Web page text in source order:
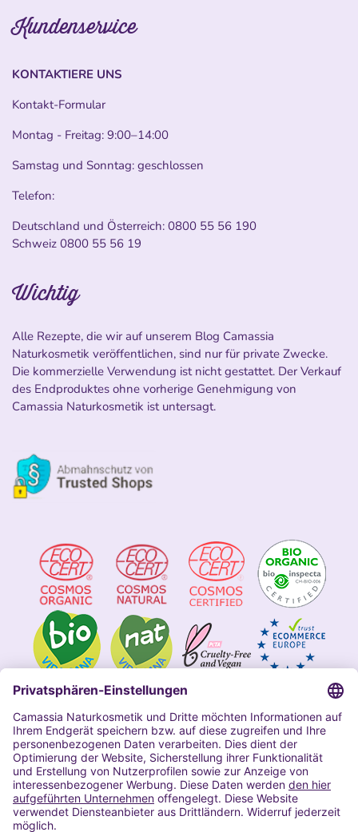
Kundenservice
KONTAKTIERE UNS
Kontakt-Formular
Montag - Freitag: 9:00–14:00
Samstag und Sonntag: geschlossen
Telefon:
Deutschland und Österreich: 0800 55 56 190
Schweiz 0800 55 56 19
Wichtig
Alle Rezepte, die wir auf unserem Blog Camassia
Naturkosmetik veröffentlichen, sind nur für private Zwecke.
Die kommerzielle Verwendung ist nicht gestattet. Der Verkauf
des Endproduktes ohne vorherige Genehmigung von
Camassia Naturkosmetik ist untersagt.
Impressum
Allgemeine Geschäftsbedingungen
Datenschutzerklärung Camassia
Widerrufsbelehrung
Copyright 2020 | Alle Rechte vorbehalten